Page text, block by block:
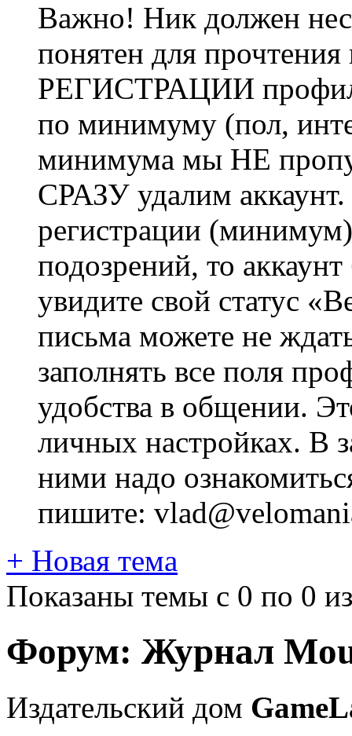
Важно! Ник должен
понятен для
РЕГИСТРАЦИИ профиль
по минимуму (пол,
минимума мы НЕ
СРАЗУ удалим
регистрации
подозрений, то
увидите свой статус
письма можете не
заполнять все поля
удобства в общении.
личных настройках. В
ними надо
пишите:
+ Новая тема
Показаны темы с 0 по 0
Форум: Журнал
Издательский дом